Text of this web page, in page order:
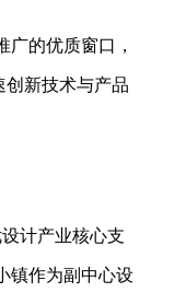
的优质窗口，
创新技术与产品
计产业核心支
镇作为副中心设